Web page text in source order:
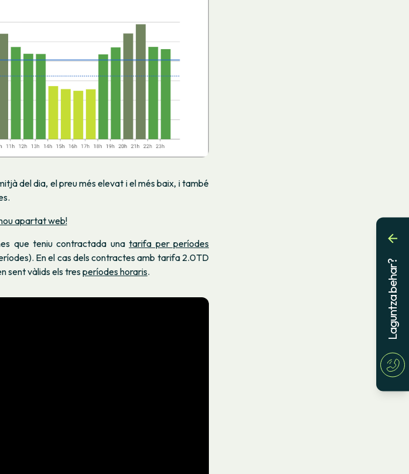
del dia, el preu més elevat i el més baix, i també
apartat web!
que teniu contractada unatarifa per períodes
En el cas dels contractes amb tarifa 2.0TD
sent vàlids els tresperíodes horaris. Laguntza behar?